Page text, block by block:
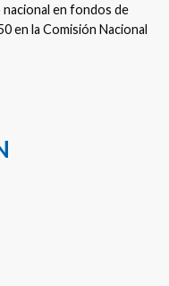
en fondos de
en la Comisión Nacional